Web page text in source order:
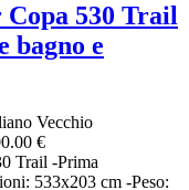
530 Trail
bagno e
Vecchio
€
Trail -Prima
533x203 cm -Peso: